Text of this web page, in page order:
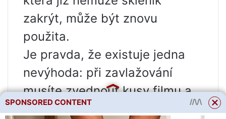
zakrýt, může být znovu
použita.
Je pravda, že existuje jedna
nevýhoda: při zavlažování
musíte zvednout kusy filmu a
poté je vrátit na místo. Ale
SPONSORED CONTENT